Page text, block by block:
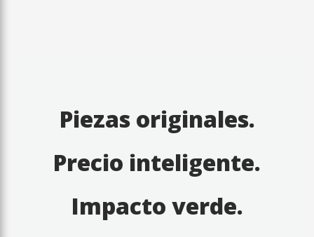
Piezas originales.
Precio inteligente.
Impacto verde.